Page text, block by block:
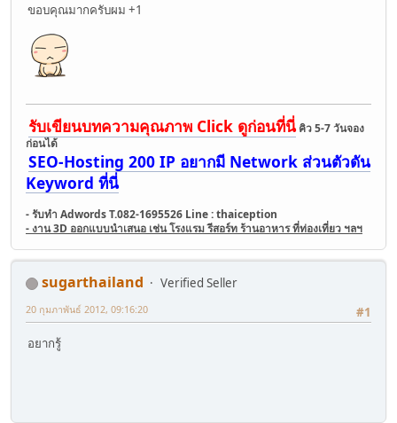
ขอบคุณมากครับผม +1
รับเขียนบทความคุณภาพ Click ดูก่อนที่นี่คิว 5-7 วันจอง
ก่อนได้
SEO-Hosting 200 IP อยากมี Network ส่วนตัวดัน
Keyword ที่นี่
- รับทำ Adwords T.082-1695526 Line : thaiception
- งาน 3D ออกแบบนำเสนอ เช่น โรงแรม รีสอร์ท ร้านอาหาร ที่ท่องเที่ยว ฯลฯ
sugarthailand
Verified Seller
#1
20 กุมภาพันธ์ 2012, 09:16:20
อยากรู้